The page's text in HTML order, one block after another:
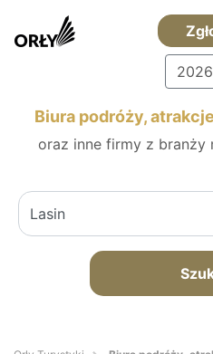
2026
Biura podróży,
oraz inne firmy z branży